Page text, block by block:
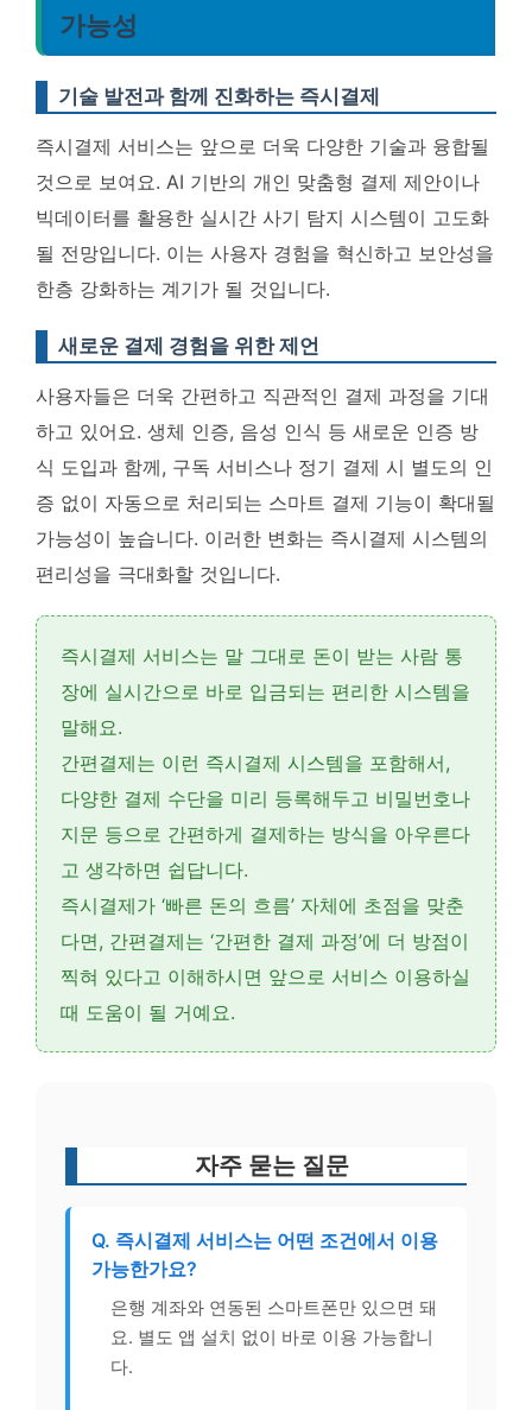
가능성
기술 발전과 함께 진화하는 즉시결제
즉시결제 서비스는 앞으로 더욱 다양한 기술과 융합될
것으로 보여요. AI 기반의 개인 맞춤형 결제 제안이나
빅데이터를 활용한 실시간 사기 탐지 시스템이 고도화
될 전망입니다. 이는 사용자 경험을 혁신하고 보안성을
한층 강화하는 계기가 될 것입니다.
새로운 결제 경험을 위한 제언
사용자들은 더욱 간편하고 직관적인 결제 과정을 기대
하고 있어요. 생체 인증, 음성 인식 등 새로운 인증 방
식 도입과 함께, 구독 서비스나 정기 결제 시 별도의 인
증 없이 자동으로 처리되는 스마트 결제 기능이 확대될
가능성이 높습니다. 이러한 변화는 즉시결제 시스템의
편리성을 극대화할 것입니다.
즉시결제 서비스는 말 그대로 돈이 받는 사람 통
장에 실시간으로 바로 입금되는 편리한 시스템을
말해요.
간편결제는 이런 즉시결제 시스템을 포함해서,
다양한 결제 수단을 미리 등록해두고 비밀번호나
지문 등으로 간편하게 결제하는 방식을 아우른다
고 생각하면 쉽답니다.
즉시결제가 ‘빠른 돈의 흐름’ 자체에 초점을 맞춘
다면, 간편결제는 ‘간편한 결제 과정’에 더 방점이
찍혀 있다고 이해하시면 앞으로 서비스 이용하실
때 도움이 될 거예요.
자주 묻는 질문
Q. 즉시결제 서비스는 어떤 조건에서 이용
가능한가요?
은행 계좌와 연동된 스마트폰만 있으면 돼
요. 별도 앱 설치 없이 바로 이용 가능합니
다.